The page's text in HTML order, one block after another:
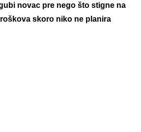
novac pre nego što stigne na
skoro niko ne planira